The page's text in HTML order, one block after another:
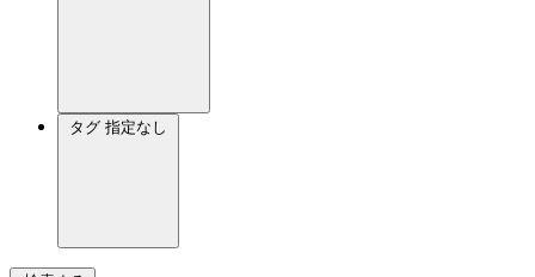
タグ 指定なし